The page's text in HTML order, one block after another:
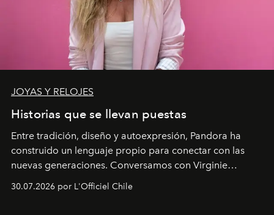
JOYAS Y RELOJES
Historias que se llevan puestas
Entre tradición, diseño y autoexpresión, Pandora ha
construido un lenguaje propio para conectar con las
nuevas generaciones. Conversamos con Virginie
Dubray, la responsable de marketing para
Latinoamérica, sobre identidad, cultura y el valor
30.07.2026 por L'Officiel Chile